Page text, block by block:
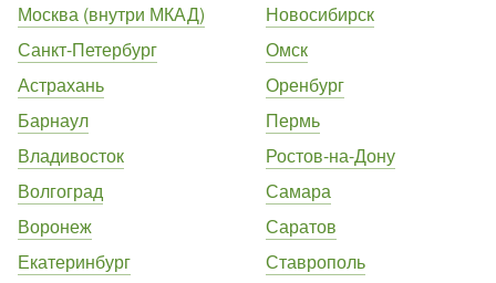
Москва (внутри МКАД)
Санкт-Петербург
Астрахань
Барнаул
Владивосток
Волгоград
Воронеж
Екатеринбург
Новосибирск
Омск
Оренбург
Пермь
Ростов-на-Дону
Самара
Саратов
Ставрополь